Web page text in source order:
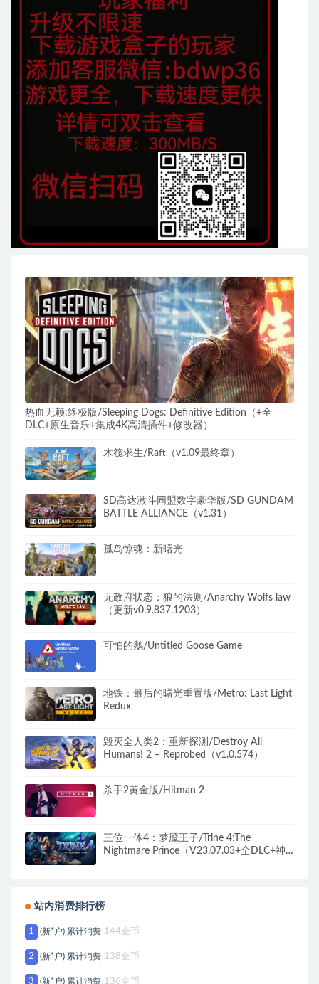
热血无赖:终极版/Sleeping Dogs: Definitive Edition（+全
DLC+原生音乐+集成4K高清插件+修改器）
木筏求生/Raft（v1.09最终章）
SD高达激斗同盟数字豪华版/SD GUNDAM
BATTLE ALLIANCE（v1.31）
孤岛惊魂：新曙光
无政府状态：狼的法则/Anarchy Wolfs law
（更新v0.9.837.1203）
可怕的鹅/Untitled Goose Game
地铁：最后的曙光重置版/Metro: Last Light
Redux
毁灭全人类2：重新探测/Destroy All
Humans! 2 – Reprobed（v1.0.574）
杀手2黄金版/Hitman 2
三位一体4：梦魇王子/Trine 4:The
Nightmare Prince（V23.07.03+全DLC+神
站内消费排行榜
1 (新*户) 累计消费 144金币
2 (新*户) 累计消费 138金币
3 (新*户) 累计消费 136金币